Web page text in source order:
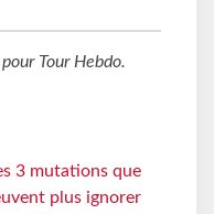
pour Tour Hebdo.
3 mutations que
plus ignorer